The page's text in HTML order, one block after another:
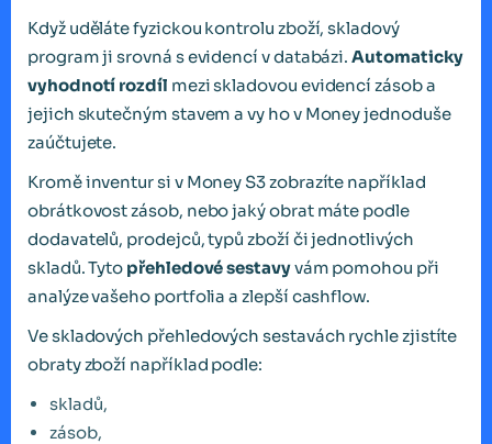
Když uděláte fyzickou kontrolu zboží, skladový
program ji srovná s evidencí v databázi.Automaticky
vyhodnotí rozdíl mezi skladovou evidencí zásob a
jejich skutečným stavem a vy ho v Money jednoduše
zaúčtujete.
Kromě inventur si v Money S3 zobrazíte například
obrátkovost zásob, nebo jaký obrat máte podle
dodavatelů, prodejců, typů zboží či jednotlivých
skladů. Tyto přehledové sestavyvám pomohou při
analýze vašeho portfolia a zlepší cashflow.
Ve skladových přehledových sestavách rychle zjistíte
obraty zboží například podle:
skladů,
zásob,